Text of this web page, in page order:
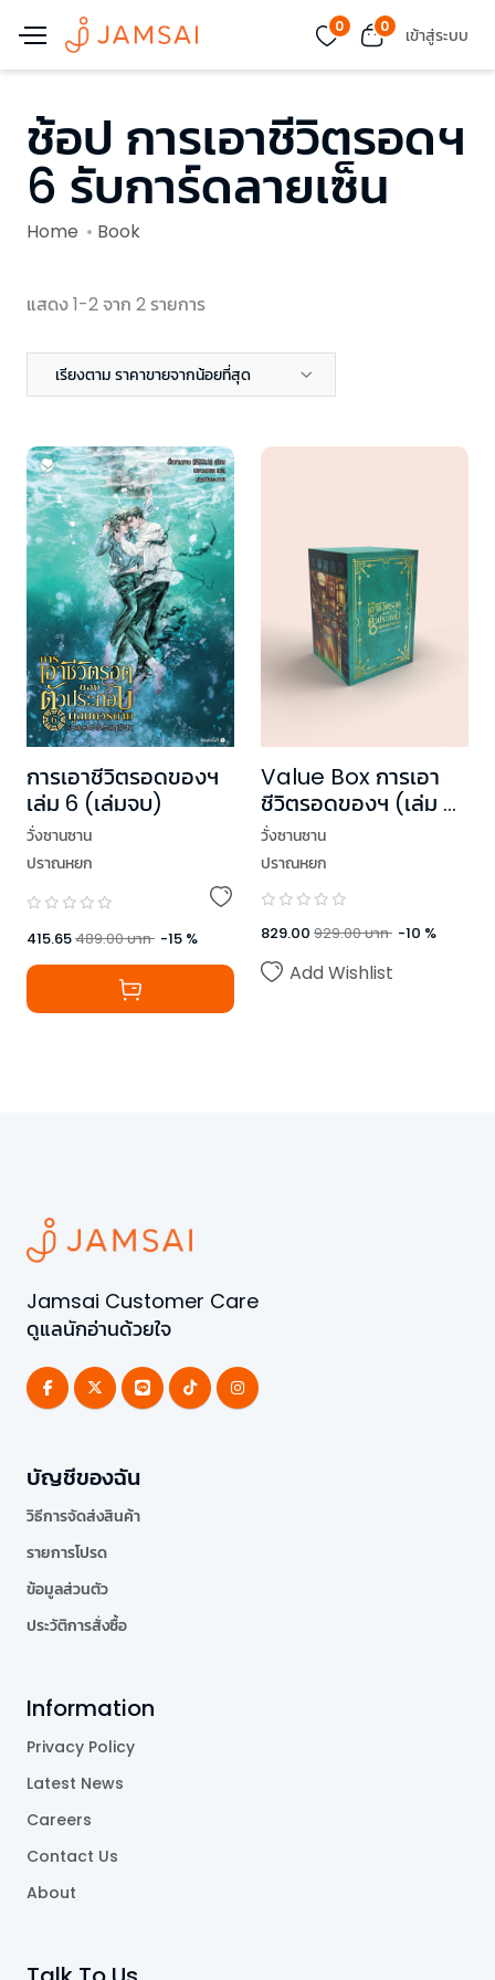
0 0 เข้าสู่ระบบ
ช้อป การเอาชีวิตรอดฯ
6 รับการ์ดลายเซ็น
Home Book
แสดง 1-2 จาก 2 รายการ
เรียงตาม ราคาขายจากน้อยที่สุด
การเอาชีวิตรอดของฯ
เล่ม 6 (เล่มจบ)
วั่งซานซาน
ปราณหยก
415.65489.00บาท -15 %
Value Box การเอา
ชีวิตรอดของฯ (เล่ม 6
+ Box)
วั่งซานซาน
ปราณหยก
829.00 929.00บาท -10 %
Add Wishlist
Jamsai Customer Care
ดูแลนักอ่านด้วยใจ
บัญชีของฉัน
วิธีการจัดส่งสินค้า
รายการโปรด
ข้อมูลส่วนตัว
ประวัติการสั่งซื้อ
Information
Privacy Policy
Latest News
Careers
Contact Us
About